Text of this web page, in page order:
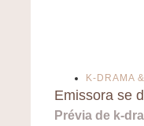
K-DRAMA
Emissora se
Prévia de k-